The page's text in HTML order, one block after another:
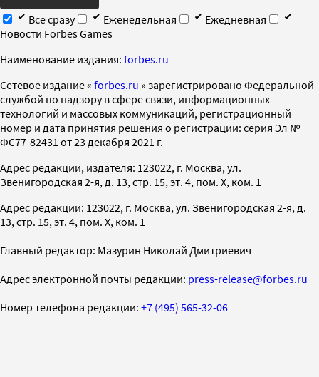
Все сразу
Еженедельная
Ежедневная
Новости Forbes Games
Наименование издания: forbes.ru
Cетевое издание « forbes.ru » зарегистрировано Федеральной
службой по надзору в сфере связи, информационных
технологий и массовых коммуникаций, регистрационный
номер и дата принятия решения о регистрации: серия Эл №
ФС77-82431 от 23 декабря 2021 г.
Адрес редакции, издателя: 123022, г. Москва, ул.
Звенигородская 2-я, д. 13, стр. 15, эт. 4, пом. X, ком. 1
Адрес редакции: 123022, г. Москва, ул. Звенигородская 2-я, д.
13, стр. 15, эт. 4, пом. X, ком. 1
Главный редактор: Мазурин Николай Дмитриевич
Адрес электронной почты редакции: press-release@forbes.ru
Номер телефона редакции: +7 (495) 565-32-06